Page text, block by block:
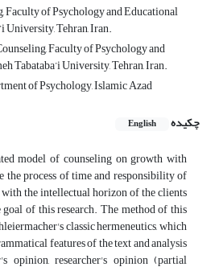
Faculty of Psychology and Educational
University, Tehran, Iran.
Faculty of Psychology and
Tabataba’i University, Tehran, Iran.
of Psychology, Islamic Azad
چکیده
English
model of counseling on growth with
the process of time and responsibility of
the intellectual horizon of the clients
of this research. The method of this
classic hermeneutics, which
features of the text and analysis
opinion, researcher's opinion (partial